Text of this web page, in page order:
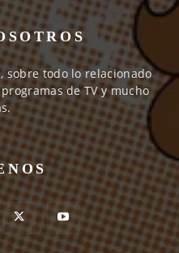
sobre todo lo relacionado
de TV y mucho